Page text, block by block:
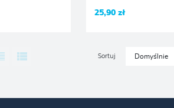
25,90 zł
Sortuj Domyślnie